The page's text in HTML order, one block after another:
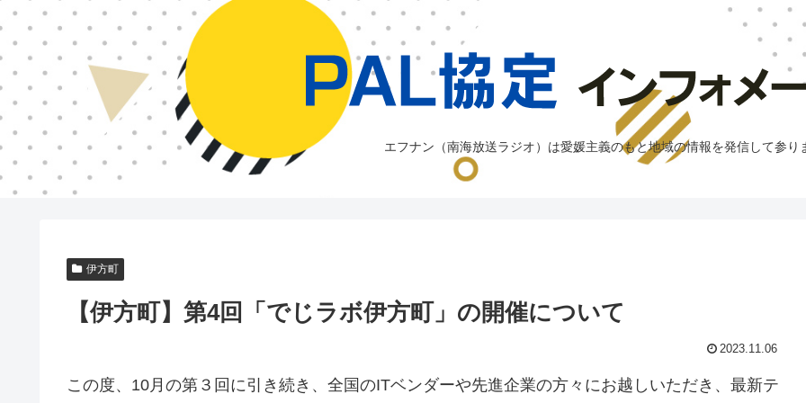
エフナン（南海放送ラジオ）は愛媛主義のもと地域の情報を発信して参り
伊方町
【伊方町】第4回「でじラボ伊方町」の開催について
2023.11.06
この度、10月の第３回に引き続き、全国のITベンダーや先進企業の方々にお越しいただき、最新テ